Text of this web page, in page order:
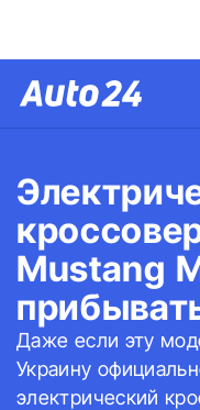
Mustang
Даже если эту
Украину
электрический